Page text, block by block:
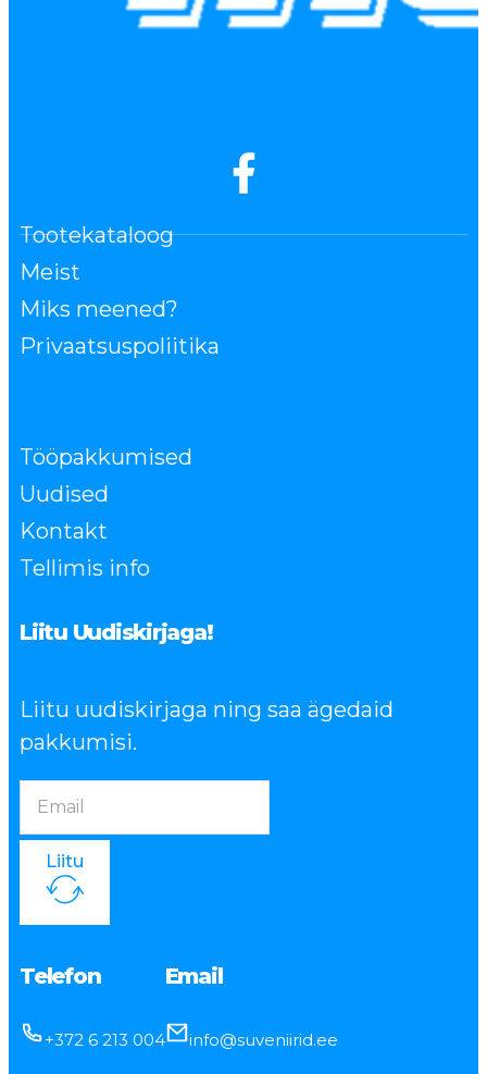
Tootekataloog
Meist
Miks meened?
Privaatsuspoliitika
Tööpakkumised
Uudised
Kontakt
Tellimis info
Liitu Uudiskirjaga!
Liitu uudiskirjaga ning saa ägedaid
pakkumisi.
Liitu
Telefon
+372 6 213 004
Email
info@suveniirid.ee